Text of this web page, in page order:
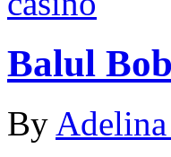
Balul
By Adelina